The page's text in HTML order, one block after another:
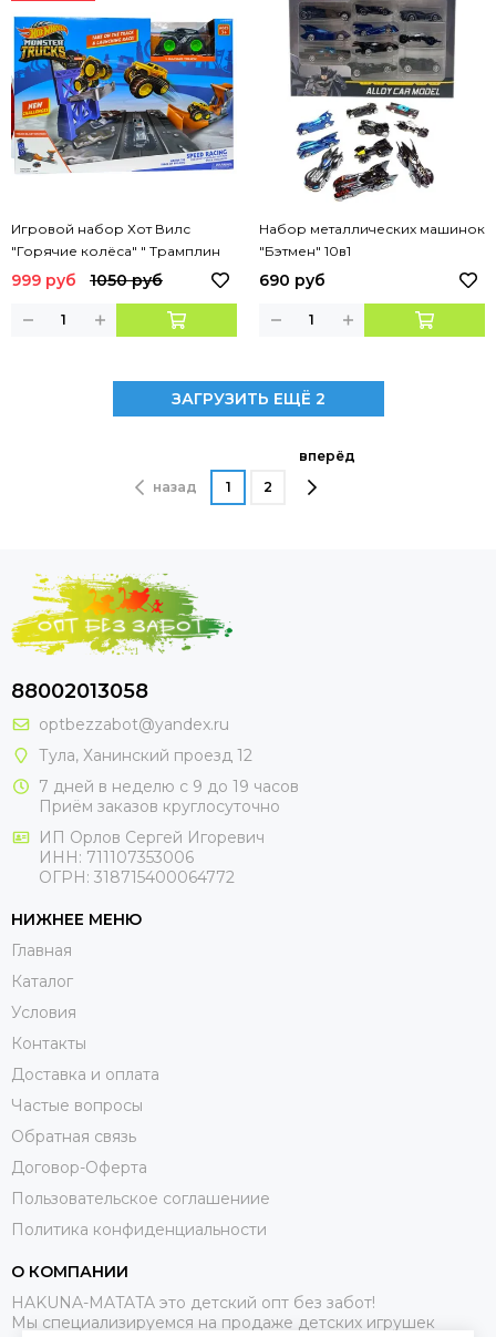
Игровой набор Хот Вилс
"Горячие колёса" " Трамплин
Монстр-трек " + 1 машинка
999 руб 1050 руб
Набор металлических машинок
"Бэтмен" 10в1
690 руб
ЗАГРУЗИТЬ ЕЩЁ 2
назад 1 2
вперёд
88002013058
optbezzabot@yandex.ru
Тула, Ханинский проезд 12
7 дней в неделю с 9 до 19 часов
Приём заказов круглосуточно
ИП Орлов Сергей Игоревич
ИНН: 711107353006
ОГРН: 318715400064772
НИЖНЕЕ МЕНЮ
Главная
Каталог
Условия
Контакты
Доставка и оплата
Частые вопросы
Обратная связь
Договор-Оферта
Пользовательское соглашениие
Политика конфиденциальности
О КОМПАНИИ
HAKUNA-MATATA это детский опт без забот!
Мы специализируемся на продаже детских игрушек